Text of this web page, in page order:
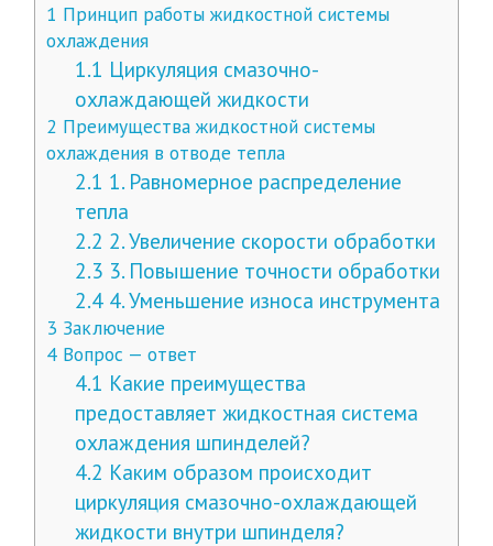
1 Принцип работы жидкостной системы
охлаждения
1.1 Циркуляция смазочно-
охлаждающей жидкости
2 Преимущества жидкостной системы
охлаждения в отводе тепла
2.1 1. Равномерное распределение
тепла
2.2 2. Увеличение скорости обработки
2.3 3. Повышение точности обработки
2.4 4. Уменьшение износа инструмента
3 Заключение
4Вопрос — ответ
4.1 Какие преимущества
предоставляет жидкостная система
охлаждения шпинделей?
4.2 Каким образом происходит
циркуляция смазочно-охлаждающей
жидкости внутри шпинделя?